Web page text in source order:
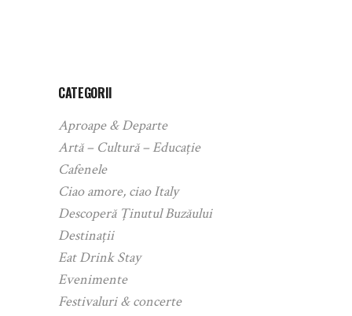
CATEGORII
Aproape & Departe
Artă – Cultură – Educație
Cafenele
Ciao amore, ciao Italy
Descoperă Ținutul Buzăului
Destinații
Eat Drink Stay
Evenimente
Festivaluri & concerte